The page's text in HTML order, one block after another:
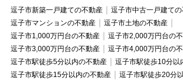
逗子市新築一戸建ての不動産
逗子市中古一戸建て
逗子市マンションの不動産
逗子市土地の不動産
逗子市1,000万円台の不動産
逗子市2,000万円台の
逗子市3,000万円台の不動産
逗子市4,000万円台の
逗子市駅徒歩5分以内の不動産
逗子市駅徒歩10分以
逗子市駅徒歩15分以内の不動産
逗子市駅徒歩20分